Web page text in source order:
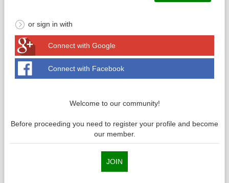
or sign in with
Connect with Google
Connect with Facebook
Welcome to our community!
Before proceeding you need to register your profile and become
our member.
JOIN